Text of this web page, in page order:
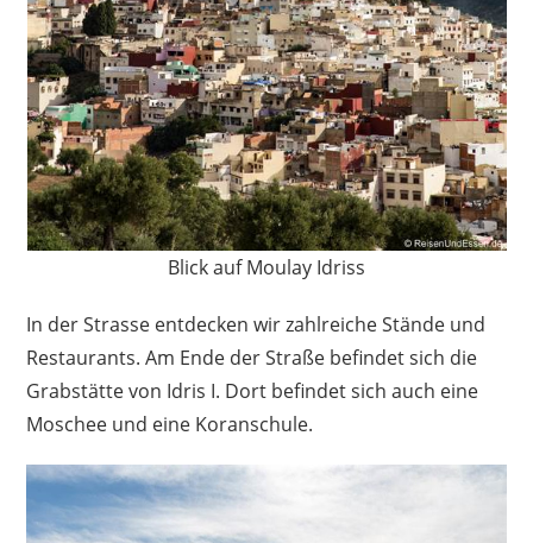
Blick auf Moulay Idriss
In der Strasse entdecken wir zahlreiche Stände und
Restaurants. Am Ende der Straße befindet sich die
Grabstätte von Idris I. Dort befindet sich auch eine
Moschee und eine Koranschule.